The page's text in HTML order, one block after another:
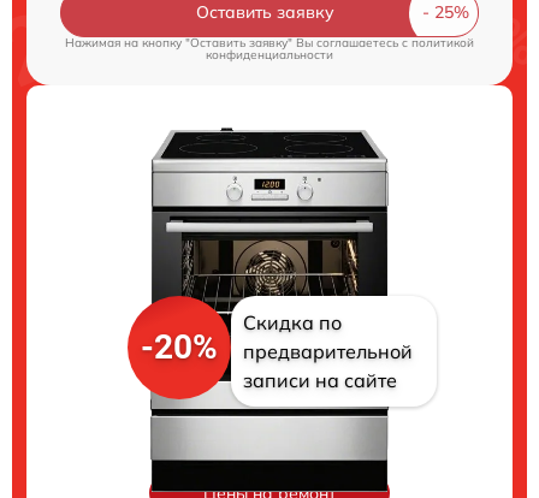
Оставить заявку
Нажимая на кнопку "Оставить заявку" Вы соглашаетесь c политикой
конфиденциальности
-20%
Скидка по
предварительной
записи на сайте